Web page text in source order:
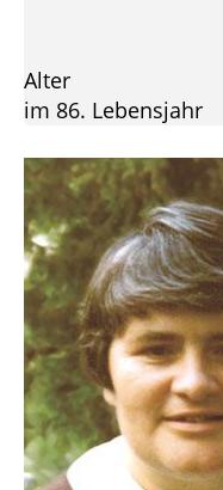
Alter
im 86. Lebensjahr